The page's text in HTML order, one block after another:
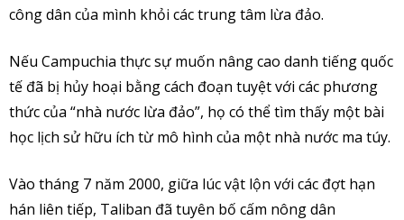
công dân của mình khỏi các trung tâm lừa đảo.
Nếu Campuchia thực sự muốn nâng cao danh tiếng quốc
tế đã bị hủy hoại bằng cách đoạn tuyệt với các phương
thức của “nhà nước lừa đảo”, họ có thể tìm thấy một bài
học lịch sử hữu ích từ mô hình của một nhà nước ma túy.
Vào tháng 7 năm 2000, giữa lúc vật lộn với các đợt hạn
hán liên tiếp, Taliban đã tuyên bố cấm nông dân